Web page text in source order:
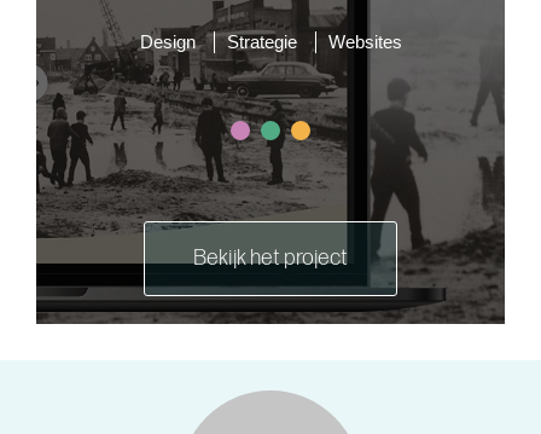
Design Strategie Websites
Bekijk het project